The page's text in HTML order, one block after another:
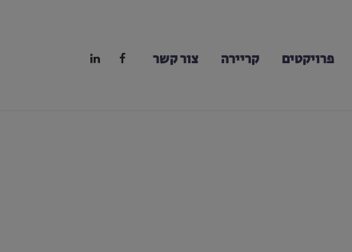
פרויקטים קריירה צור קשר